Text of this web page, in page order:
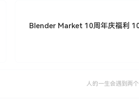
Blender Market 10周年庆福利
人的一生会遇到两